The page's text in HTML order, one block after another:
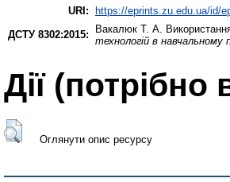
URI:
https://eprints.zu.edu.ua/id/
ДСТУ 8302:2015:
Вакалюк Т. А.
технологій в навчальному
Дії ​​(потрібно
Оглянути опис ресурсу